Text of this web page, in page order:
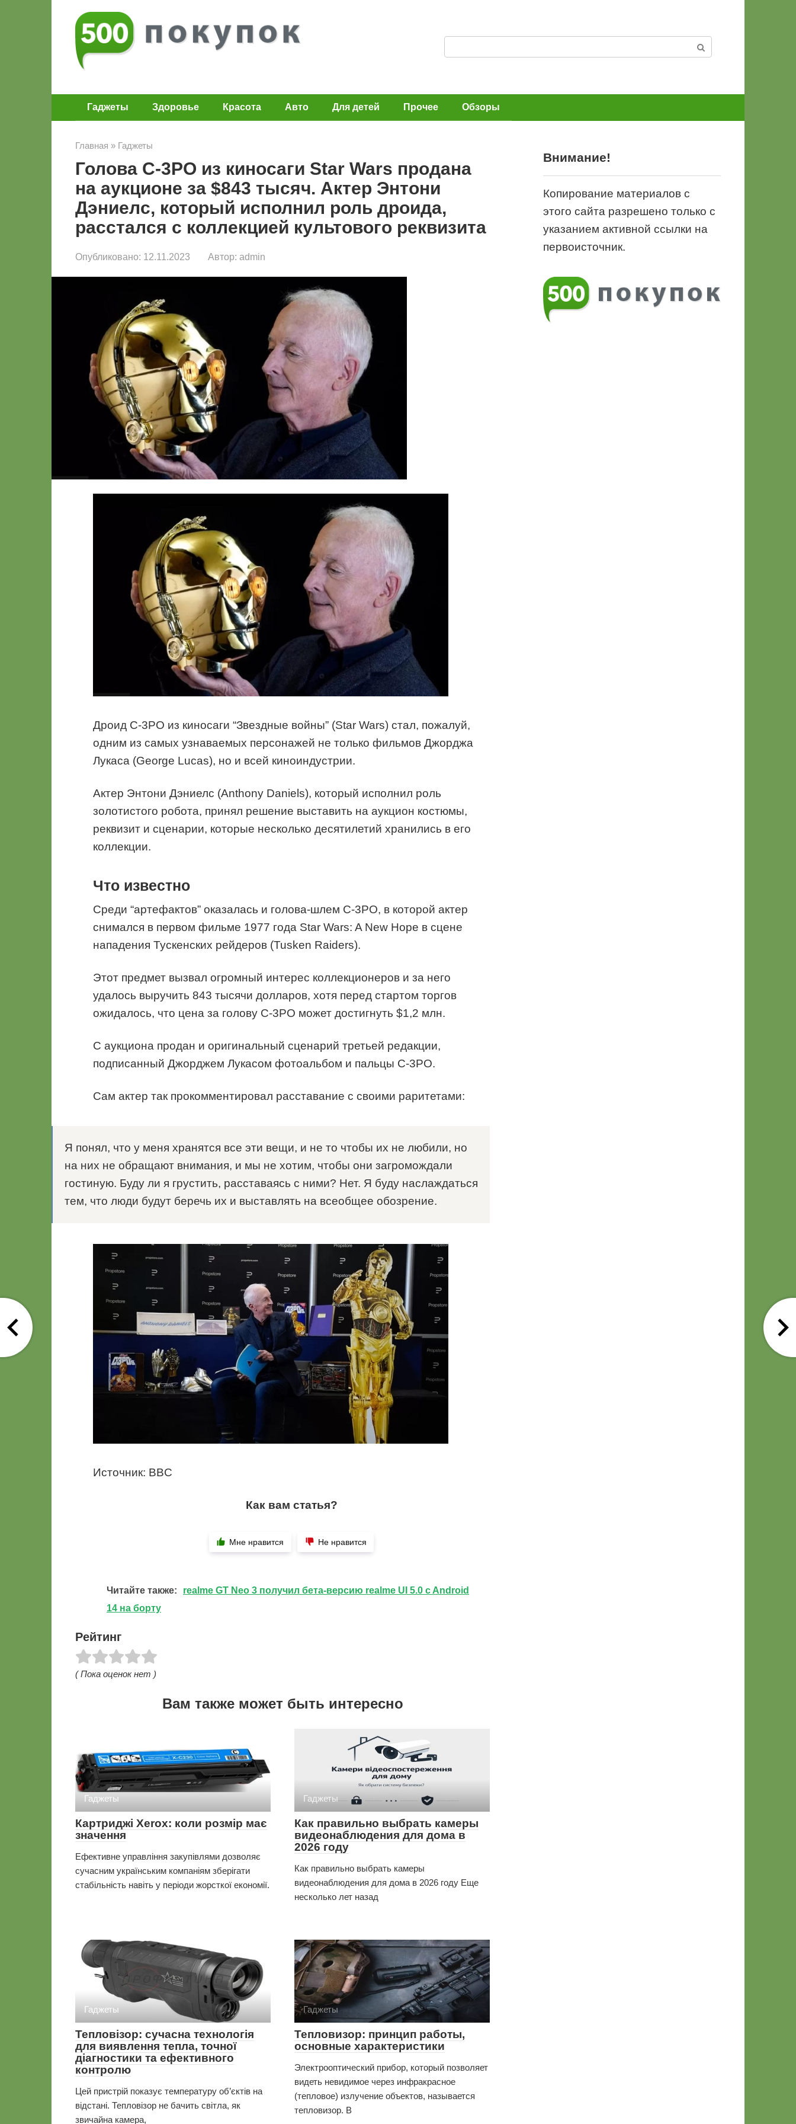
с
Гаджеты Здоровье Красота Авто Для детей Прочее Обзоры
Главная » Гаджеты
Голова C-3PO из киносаги Star Wars продана
на аукционе за $843 тысяч. Актер Энтони
Дэниелс, который исполнил роль дроида,
расстался с коллекцией культового реквизита
Опубликовано: 12.11.2023 Автор: admin
Дроид C-3PO из киносаги “Звездные войны” (Star Wars) стал, пожалуй,
одним из самых узнаваемых персонажей не только фильмов Джорджа
Лукаса (George Lucas), но и всей киноиндустрии.
Актер Энтони Дэниелс (Anthony Daniels), который исполнил роль
золотистого робота, принял решение выставить на аукцион костюмы,
реквизит и сценарии, которые несколько десятилетий хранились в его
коллекции.
Что известно
Среди “артефактов” оказалась и голова-шлем C-3PO, в которой актер
снимался в первом фильме 1977 года Star Wars: A New Hope в сцене
нападения Тускенских рейдеров (Tusken Raiders).
Этот предмет вызвал огромный интерес коллекционеров и за него
удалось выручить 843 тысячи долларов, хотя перед стартом торгов
ожидалось, что цена за голову C-3PO может достигнуть $1,2 млн.
С аукциона продан и оригинальный сценарий третьей редакции,
подписанный Джорджем Лукасом фотоальбом и пальцы C-3PO.
Сам актер так прокомментировал расставание с своими раритетами:
Я понял, что у меня хранятся все эти вещи, и не то чтобы их не любили, но
на них не обращают внимания, и мы не хотим, чтобы они загромождали
гостиную. Буду ли я грустить, расставаясь с ними? Нет. Я буду наслаждаться
тем, что люди будут беречь их и выставлять на всеобщее обозрение.
Источник: BBC
Как вам статья?
Мне нравится Не нравится
Читайте также:
realme GT Neo 3 получил бета-версию realme UI 5.0 c Android
14 на борту
Рейтинг
( Пока оценок нет )
Вам также может быть интересно
Гаджеты
Картриджі Xerox: коли розмір має
значення
Ефективне управління закупівлями дозволяє
сучасним українським компаніям зберігати
стабільність навіть у періоди жорсткої економії.
Гаджеты
Как правильно выбрать камеры
видеонаблюдения для дома в
2026 году
Как правильно выбрать камеры
видеонаблюдения для дома в 2026 году Еще
несколько лет назад
Гаджеты
Тепловізор: сучасна технологія
для виявлення тепла, точної
діагностики та ефективного
контролю
Цей пристрій показує температуру об’єктів на
відстані. Тепловізор не бачить світла, як
звичайна камера,
Гаджеты
Тепловизор: принцип работы,
основные характеристики
Электрооптический прибор, который позволяет
видеть невидимое через инфракрасное
(тепловое) излучение объектов, называется
тепловизор. В
Внимание!
Копирование материалов с
этого сайта разрешено только с
указанием активной ссылки на
первоисточник.